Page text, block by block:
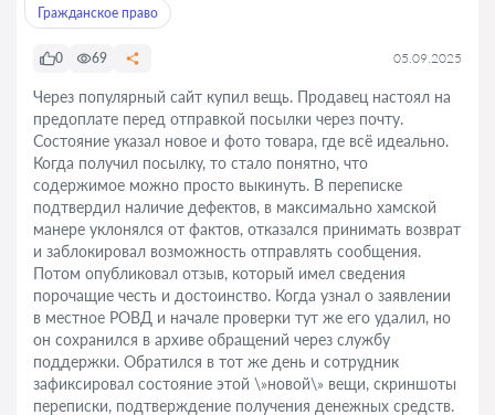
Гражданское право
0 69 05.09.2025
Через популярный сайт купил вещь. Продавец настоял на
предоплате перед отправкой посылки через почту.
Состояние указал новое и фото товара, где всё идеально.
Когда получил посылку, то стало понятно, что
содержимое можно просто выкинуть. В переписке
подтвердил наличие дефектов, в максимально хамской
манере уклонялся от фактов, отказался принимать возврат
и заблокировал возможность отправлять сообщения.
Потом опубликовал отзыв, который имел сведения
порочащие честь и достоинство. Когда узнал о заявлении
в местное РОВД и начале проверки тут же его удалил, но
он сохранился в архиве обращений через службу
поддержки. Обратился в тот же день и сотрудник
зафиксировал состояние этой \»новой\» вещи, скриншоты
переписки, подтверждение получения денежных средств.